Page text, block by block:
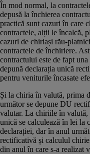
În mod normal, la
depusă la închierea
practică sunt cazuri în care
contractele, alții le încalcă,
cazuri de chiriași rău-
contractele de închiriere.
contractului este de fapt
depună declarația unică
pentru veniturile încasate
Și la chiria în valută, prima
următor se depune DU
valutar. La chiriile în valută,
unică se calculează în lei la
declarației, dar în anul
rectificativă și calculul
din anul în care s-a realizat